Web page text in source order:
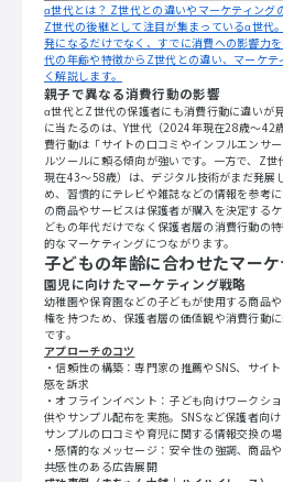
α世代とは？ Z世代との違いやマーケティング
Z世代の後継として注目が集まっているα世代
発になるだけでなく、すでに消費への影響力
代の年齢や特徴からZ世代との違い、マーケ
く解説します。
親子で異なる消費行動の影響
α世代とZ世代の保護者にも消費行動に違いが
に当たるのは、Y世代（2024年現在28歳～42
費行動は「サイトの口コミやインフルエンサ
ルツールに頼る傾向が強いです。一方で、Z
現在43～58歳）は、デジタル技術がまだ発展
め、習慣的にテレビや雑誌などの情報を参考
の商品やサービスは保護者が購入を決定する
どもの年代だけでなく保護者層の消費行動の
的なマーケティングにつながります。
子どもの年齢に合わせたマー
園児に向けたマーケティング戦略
幼稚園や保育園などの子どもが使用する商品
権を持つため、保護者層の価値観や消費行動
です。
アプローチのコツ
・信頼性の構築：専門家の推薦やSNS、サイ
感を訴求
・オフラインイベント：子ども向けワークシ
供やサンプル配布を実施。SNSなど保護者向
サンプルの口コミや育児に関する情報交換の
・感情的なメッセージ：安全性の強調、商品
共感性のある広告展開